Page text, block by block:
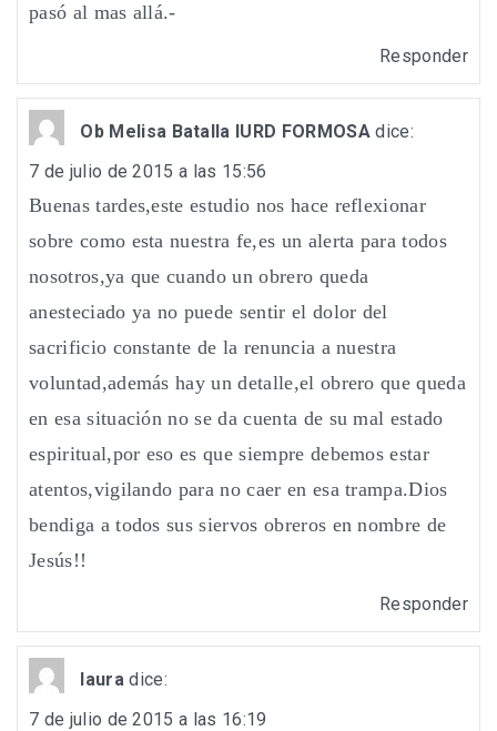
pasó al mas allá.-
Responder
Ob Melisa Batalla IURD FORMOSA dice:
7 de julio de 2015 a las 15:56
Buenas tardes,este estudio nos hace reflexionar
sobre como esta nuestra fe,es un alerta para todos
nosotros,ya que cuando un obrero queda
anesteciado ya no puede sentir el dolor del
sacrificio constante de la renuncia a nuestra
voluntad,además hay un detalle,el obrero que queda
en esa situación no se da cuenta de su mal estado
espiritual,por eso es que siempre debemos estar
atentos,vigilando para no caer en esa trampa.Dios
bendiga a todos sus siervos obreros en nombre de
Jesús!!
Responder
laura dice:
7 de julio de 2015 a las 16:19